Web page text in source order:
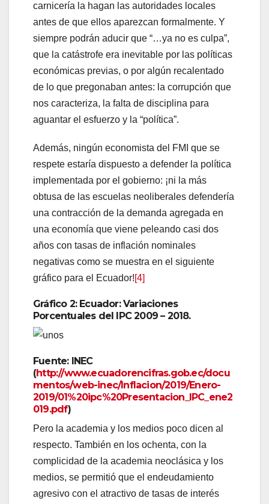
carnicería la hagan las autoridades locales
antes de que ellos aparezcan formalmente. Y
siempre podrán aducir que “…ya no es culpa”,
que la catástrofe era inevitable por las políticas
económicas previas, o por algún recalentado
de lo que pregonaban antes: la corrupción que
nos caracteriza, la falta de disciplina para
aguantar el esfuerzo y la “política”.
Además, ningún economista del FMI que se
respete estaría dispuesto a defender la política
implementada por el gobierno: ¡ni la más
obtusa de las escuelas neoliberales defendería
una contracción de la demanda agregada en
una economía que viene peleando casi dos
años con tasas de inflación nominales
negativas como se muestra en el siguiente
gráfico para el Ecuador![4]
Gráfico 2: Ecuador: Variaciones
Porcentuales del IPC 2009 – 2018.
Fuente: INEC
(http://www.ecuadorencifras.gob.ec/docu
mentos/web-inec/Inflacion/2019/Enero-
2019/01%20ipc%20Presentacion_IPC_ene2
019.pdf)
Pero la academia y los medios poco dicen al
respecto. También en los ochenta, con la
complicidad de la academia neoclásica y los
medios, se permitió que el endeudamiento
agresivo con el atractivo de tasas de interés